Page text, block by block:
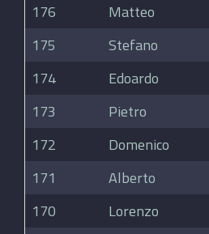
176
Matteo
175
Stefano
174
Edoardo
173
Pietro
172
Domenico
171
Alberto
170
Lorenzo